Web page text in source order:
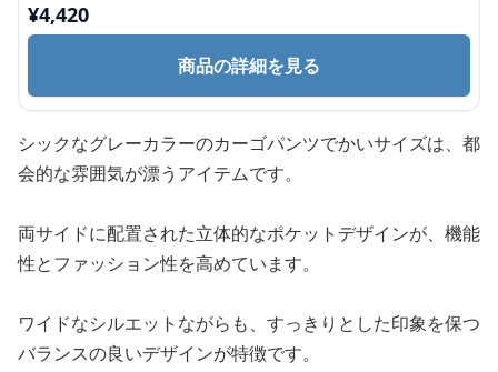
¥4,420
商品の詳細を見る
シックなグレーカラーのカーゴパンツでかいサイズは、都
会的な雰囲気が漂うアイテムです。
両サイドに配置された立体的なポケットデザインが、機能
性とファッション性を高めています。
ワイドなシルエットながらも、すっきりとした印象を保つ
バランスの良いデザインが特徴です。